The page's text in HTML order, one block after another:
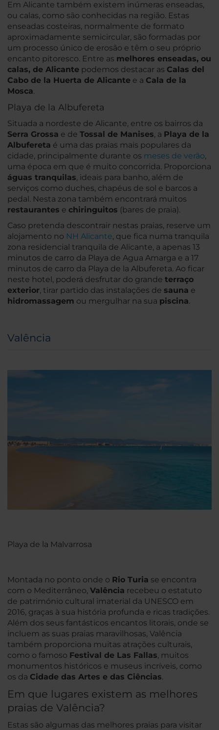
Em Alicante também existem inúmeras enseadas,
ou calas, como são conhecidas na região. Estas
enseadas costeiras, normalmente de formato
aproximadamente semicircular, são formadas por
um processo único de erosão e têm o seu próprio
encanto pitoresco. Entre as melhores enseadas, ou
calas, de Alicante podemos destacar as Calas del
Cabo de la Huerta de Alicante e a Cala de la
Mosca.
Playa de la Albufereta
Situada a nordeste de Alicante, entre os bairros da
Serra Grossa e de Tossal de Manises, a Playa de la
Albufereta é uma das praias mais populares da
cidade, principalmente durante os meses de verão,
uma época em que é muito concorrida. Proporciona
águas tranquilas, ideais para banho, além de
serviços como duches, chapéus de sol e barcos a
pedal. Nesta zona também encontrará muitos
restaurantes e chiringuitos (bares de praia).
Caso pretenda descontrair nestas praias, reserve um
alojamento no NH Alicante, que fica numa tranquila
zona residencial tranquila de Alicante, a apenas 13
minutos de carro da Playa de Agua Amarga e a 17
minutos de carro da Playa de la Albufereta. Ao ficar
neste hotel, poderá desfrutar do grande terraço
exterior, tirar partido das instalações de sauna e
hidromassagem ou mergulhar na sua piscina.
Valência
Playa de la Malvarrosa
Montada no ponto onde o Rio Turia se encontra
com o Mediterrâneo, Valência recebeu o estatuto
de património cultural imaterial da UNESCO em
2016, graças à sua história profunda e ricas tradições.
Além dos seus fantásticos encantos litorais, onde se
incluem as suas praias maravilhosas, Valência
também proporciona muitas atrações culturais,
como o famoso Festival de Las Fallas, muitos
monumentos históricos e museus incríveis, como
os da Cidade das Artes e das Ciências.
Em que lugares existem as melhores
praias de Valência?
Estas são algumas das melhores praias para visitar